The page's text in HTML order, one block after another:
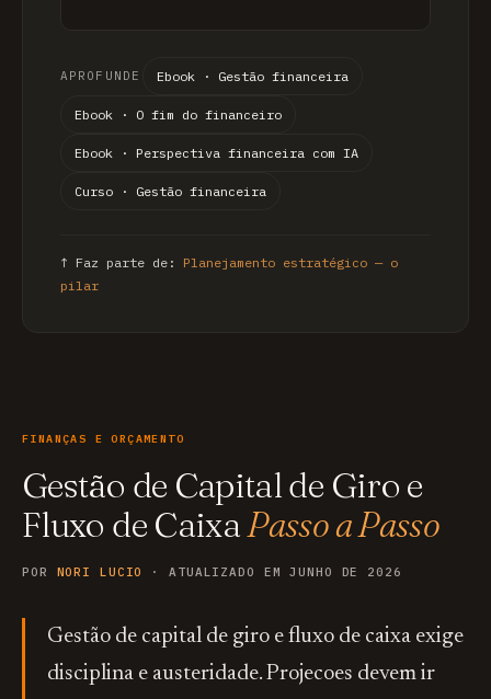
APROFUNDE Ebook · Gestão financeira
Ebook · O fim do financeiro
Ebook · Perspectiva financeira com IA
Curso · Gestão financeira
↑ Faz parte de: Planejamento estratégico — o
pilar
FINANÇAS E ORÇAMENTO
Gestão de Capital de Giro e
Fluxo de CaixaPasso a Passo
POR NORI LUCIO · ATUALIZADO EM JUNHO DE 2026
Gestão de capital de giro e fluxo de caixa exige
disciplina e austeridade. Projecoes devem ir